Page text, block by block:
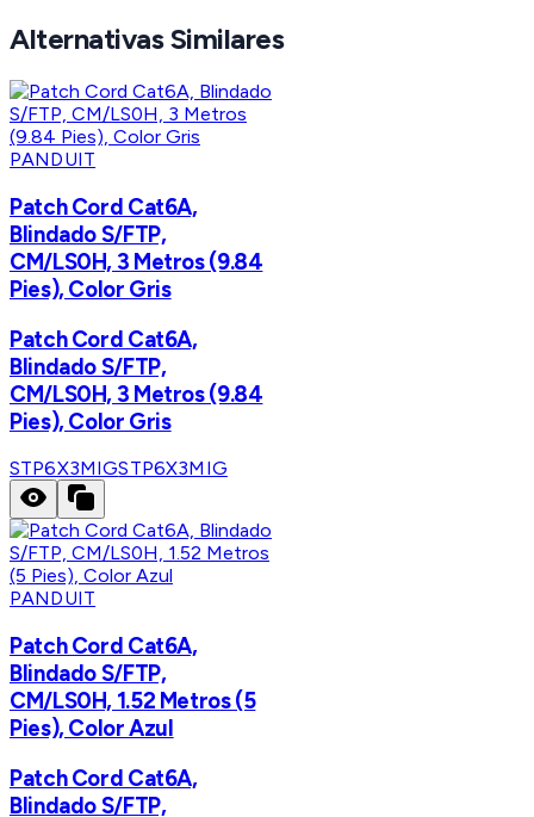
Alternativas Similares
PANDUIT
Patch Cord Cat6A,
Blindado S/FTP,
CM/LS0H, 3 Metros (9.84
Pies), Color Gris
Patch Cord Cat6A,
Blindado S/FTP,
CM/LS0H, 3 Metros (9.84
Pies), Color Gris
STP6X3MIGSTP6X3MIG
PANDUIT
Patch Cord Cat6A,
Blindado S/FTP,
CM/LS0H, 1.52 Metros (5
Pies), Color Azul
Patch Cord Cat6A,
Blindado S/FTP,